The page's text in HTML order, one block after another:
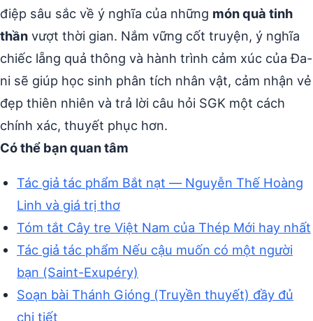
điệp sâu sắc về ý nghĩa của những món quà tinh
thần vượt thời gian. Nắm vững cốt truyện, ý nghĩa
chiếc lẵng quả thông và hành trình cảm xúc của Đa-
ni sẽ giúp học sinh phân tích nhân vật, cảm nhận vẻ
đẹp thiên nhiên và trả lời câu hỏi SGK một cách
chính xác, thuyết phục hơn.
Có thể bạn quan tâm
Tác giả tác phẩm Bắt nạt — Nguyễn Thế Hoàng
Linh và giá trị thơ
Tóm tắt Cây tre Việt Nam của Thép Mới hay nhất
Tác giả tác phẩm Nếu cậu muốn có một người
bạn (Saint-Exupéry)
Soạn bài Thánh Gióng (Truyền thuyết) đầy đủ
chi tiết